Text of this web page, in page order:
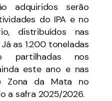
adquiridos serão
do IPA e no
distribuídos nas
as 1.200 toneladas
partilhadas nos
este ano e nas
Zona da Mata no
a safra 2025/2026.